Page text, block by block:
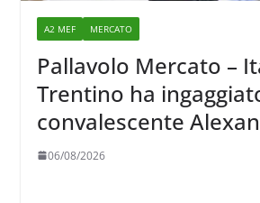
A2 MEF MERCATO
Pallavolo Mercato –
Trentino ha
convalescente
Ravarini
06/08/2026